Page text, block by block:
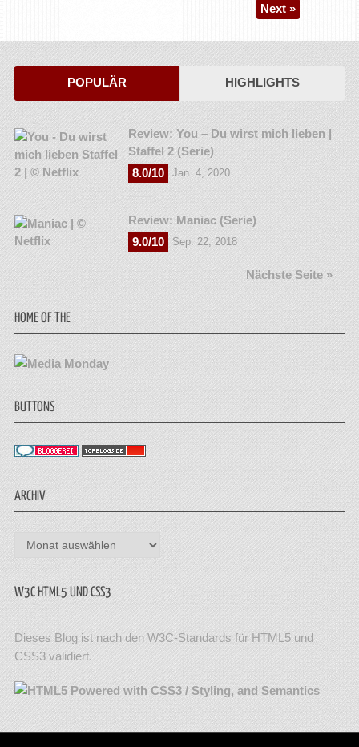
Next »
POPULÄR HIGHLIGHTS
Review: You – Du wirst mich lieben |
Staffel 2 (Serie)
8.0/10
Jan. 4, 2020
Review: Maniac (Serie)
9.0/10
Sep. 22, 2018
Nächste Seite »
HOME OF THE
BUTTONS
ARCHIV
Archiv
W3C HTML5 UND CSS3
Dieses Blog ist nach den W3C-Standards für HTML5 und
CSS3 validiert.